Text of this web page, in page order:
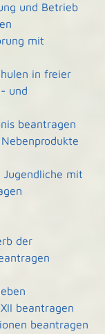
und Betrieb
mit
in freier
und
beantragen
mit
der
beantragen
beantragen